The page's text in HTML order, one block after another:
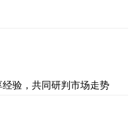
验，共同研判市场走势